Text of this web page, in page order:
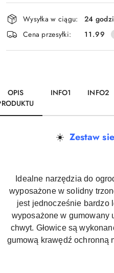
Dostępność
i
dostawa
Wysyłka w ciągu:
24
Cena przesyłki:
11.99
OPIS
INFO1 INFO2
☀️ Zestaw
Idealne narzędzia do
wyposażone w solidny
jest jednocześnie bardzo
wyposażone w gumowany
chwyt. Głowice są
gumową krawędź ochronną